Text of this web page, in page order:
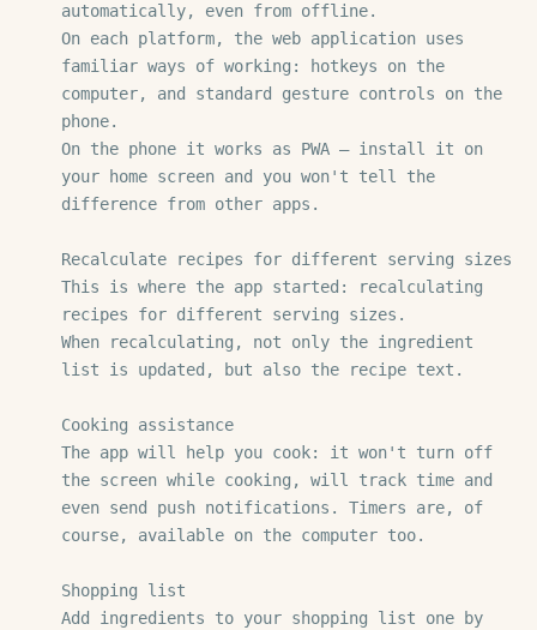
automatically, even from offline.
On each platform, the web application uses
familiar ways of working: hotkeys on the
computer, and standard gesture controls on the
phone.
On the phone it works as PWA — install it on
your home screen and you won't tell the
difference from other apps.
Recalculate recipes for different serving sizes
This is where the app started: recalculating
recipes for different serving sizes.
When recalculating, not only the ingredient
list is updated, but also the recipe text.
Cooking assistance
The app will help you cook: it won't turn off
the screen while cooking, will track time and
even send push notifications. Timers are, of
course, available on the computer too.
Shopping list
Add ingredients to your shopping list one by